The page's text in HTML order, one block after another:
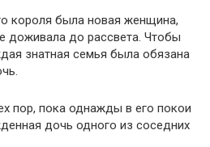
короля была новая женщина,
доживала до рассвета. Чтобы
знатная семья была обязана
пор, пока однажды в его покои
дочь одного из соседних